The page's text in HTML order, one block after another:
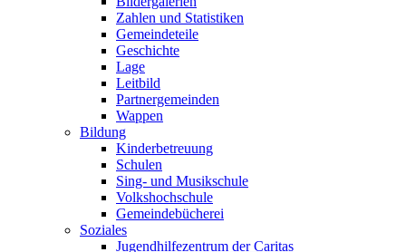
Zahlen und Statistiken
Gemeindeteile
Geschichte
Lage
Leitbild
Partnergemeinden
Wappen
Bildung
Kinderbetreuung
Schulen
Sing- und Musikschule
Volkshochschule
Gemeindebücherei
Soziales
Jugendhilfezentrum der Caritas